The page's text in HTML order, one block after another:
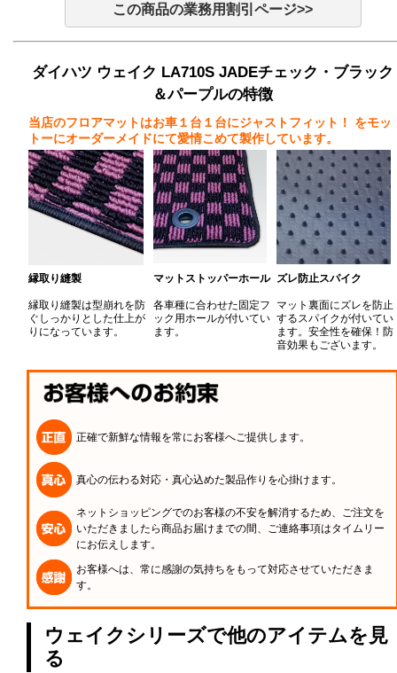
この商品の業務用割引ページ>>
ダイハツ ウェイク LA710S JADEチェック・ブラック
＆パープルの特徴
当店のフロアマットはお車１台１台にジャストフィット！
をモッ
トーにオーダーメイドにて愛情こめて製作しています。
縁取り縫製
縁取り縫製は型崩れを防
ぐしっかりとした仕上が
りになっています。
マットストッパーホール
各車種に合わせた固定フ
ック用ホールが付いてい
ます。
ズレ防止スパイク
マット裏面にズレを防止
するスパイクが付いてい
ます。安全性を確保！防
音効果もございます。
正確で新鮮な情報を常にお客様へご提供します。
真心の伝わる対応・真心込めた製品作りを心掛けます。
ネットショッピングでのお客様の不安を解消するため、ご注文を
いただきましたら商品お届けまでの間、ご連絡事項はタイムリー
にお伝えします。
お客様へは、常に感謝の気持ちをもって対応させていただきま
す。
ウェイクシリーズで他のアイテムを見
る